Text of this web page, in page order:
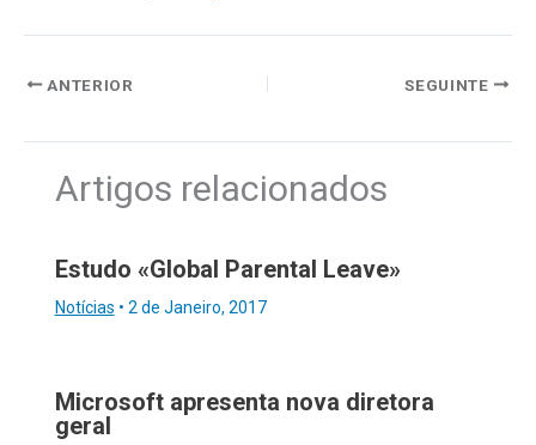
ANTERIOR SEGUINTE
Artigos relacionados
Estudo «Global Parental Leave»
Notícias • 2 de Janeiro, 2017
Microsoft apresenta nova diretora
geral